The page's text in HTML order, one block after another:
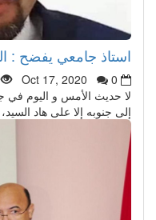
استاذ جامعي يفضح :
Oct 17, 2020
0
لا حديث الأمس و اليوم في
إلى جنوبه إلا على هاد